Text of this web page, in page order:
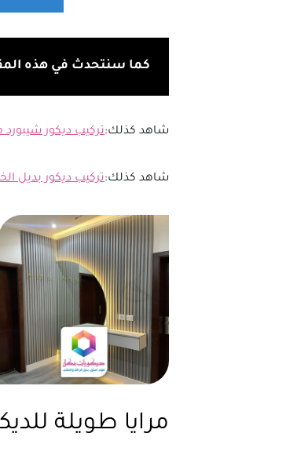
كما سنتحدث في هذه
شاهد كذلك:تركيب ديكور شيبورد
شاهد كذلك:تركيب ديكور بديل
مرايا طويلة